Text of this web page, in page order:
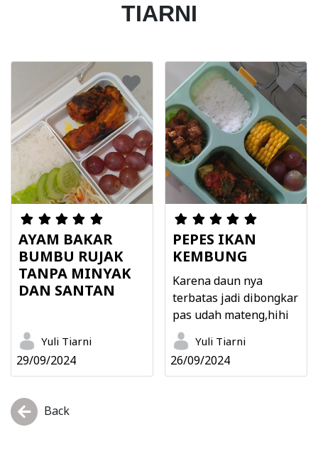
TIARNI
AYAM BAKAR
BUMBU RUJAK
TANPA MINYAK
DAN SANTAN
Yuli Tiarni
29/09/2024
PEPES IKAN
KEMBUNG
Karena daun nya
terbatas jadi dibongkar
pas udah mateng,hihi
Yuli Tiarni
26/09/2024
Back